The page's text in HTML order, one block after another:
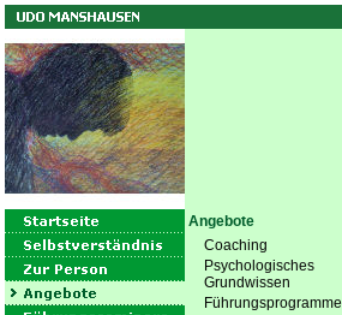
Angebote
Coaching
Psychologisches
Grundwissen
Führungsprogramme